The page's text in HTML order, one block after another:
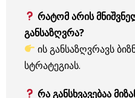
რატომ არის
განსაზღვრა?
ის განსაზღვრავს
სტრატეგიას.
რა განსხვავებაა